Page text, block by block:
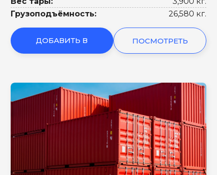
Грузоподъёмность:
26,580 кг.
ДОБАВИТЬ В ПОСМОТРЕТЬ